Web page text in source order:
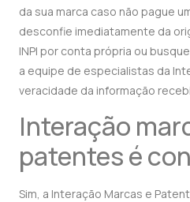
da sua marca caso não pague
desconfie imediatamente da
INPI por conta própria ou
a equipe de especialistas da
veracidade da informação
Interação
patentes é
Sim, a Interação Marcas e